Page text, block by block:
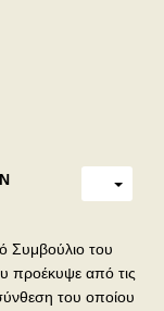
Συμβούλιο του
προέκυψε από τις
του οποίου